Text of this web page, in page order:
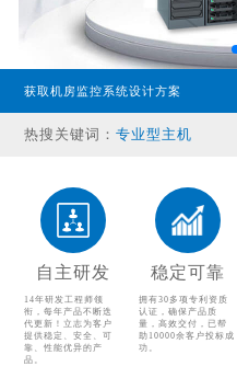
获取机房监控系统设计方案
热搜关键词：经济型主机
温湿度传感器
配电监控设备
气体监控设备
其他配件产品
自主研发
14年研发工程师领
衔，每年产品不断迭
代更新！立志为客户
提供稳定、安全、可
靠、性能优异的产
品。
稳定可靠
拥有30多项专利资质
认证，确保产品质
量，高效交付，已帮
助10000余客户投标成
功。